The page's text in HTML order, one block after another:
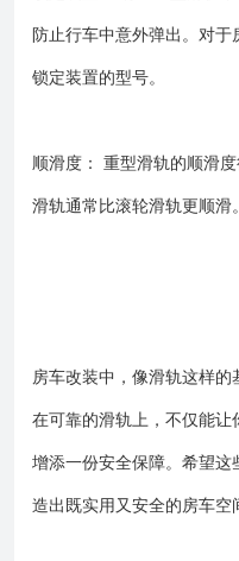
防止行车中意外弹出。对
锁定装置的型号。
顺滑度： 重型滑轨的顺滑
滑轨通常比滚轮滑轨更顺滑。
房车改装中，像滑轨这样
在可靠的滑轨上，不仅能让
增添一份安全保障。希望
造出既实用又安全的房车空